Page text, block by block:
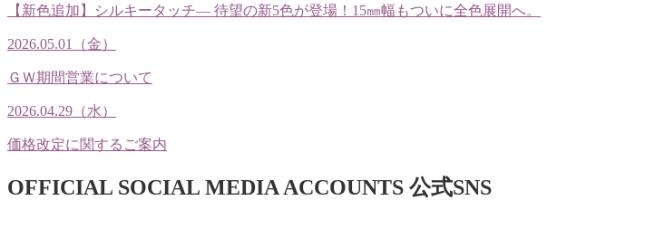
【新色追加】シルキータッチ— 待望の新5色が登場！15㎜幅もついに全色展開へ。
2026.05.01（金）
ＧＷ期間営業について
2026.04.29（水）
価格改定に関するご案内
OFFICIAL SOCIAL MEDIA ACCOUNTS 公式SNS